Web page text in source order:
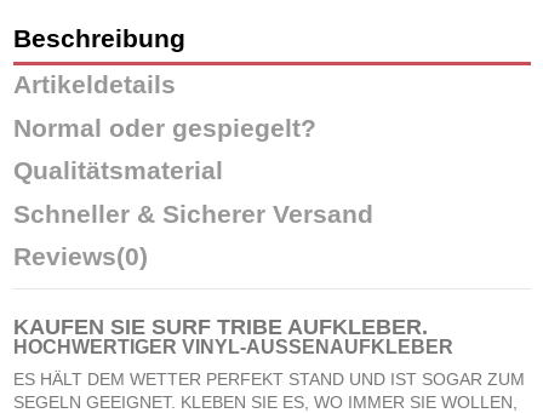
Beschreibung
Artikeldetails
Normal oder gespiegelt?
Qualitätsmaterial
Schneller & Sicherer Versand
Reviews(0)
KAUFEN SIE SURF TRIBE AUFKLEBER.
HOCHWERTIGER VINYL-AUSSENAUFKLEBER
ES HÄLT DEM WETTER PERFEKT STAND UND IST SOGAR ZUM
SEGELN GEEIGNET. KLEBEN SIE ES, WO IMMER SIE WOLLEN,